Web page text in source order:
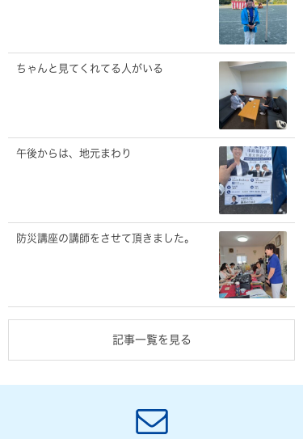
ちゃんと見てくれてる人がいる
午後からは、地元まわり
防災講座の講師をさせて頂きました。
記事一覧を見る